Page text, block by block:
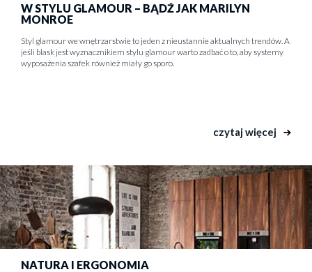
W STYLU GLAMOUR – BĄDŹ JAK MARILYN
MONROE
Styl glamour we wnętrzarstwie to jeden z nieustannie aktualnych trendów. A
jeśli blask jest wyznacznikiem stylu glamour warto zadbać o to, aby systemy
wyposażenia szafek również miały go sporo.
czytaj więcej
NATURA I ERGONOMIA